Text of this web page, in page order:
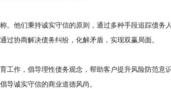
他们秉持诚实守信的原则，通过多种手段追踪债务
协商解决债务纠纷，化解矛盾，实现双赢局面。
作，倡导理性债务观念，帮助客户提升风险防范意
导诚实守信的商业道德风尚。